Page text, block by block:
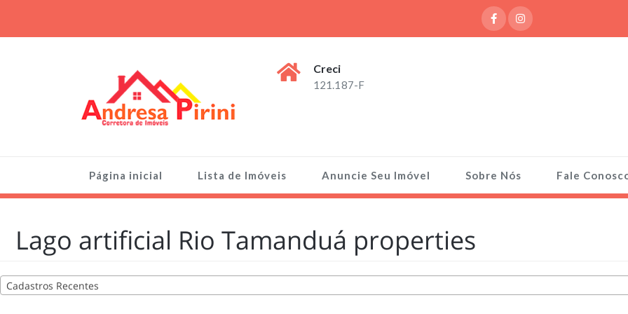
content
Creci
121.187-F
Página inicial Lista de Imóveis Anuncie Seu Imóvel Sobre Nós Fale
Lago artificial Rio Tamanduá properties
Cadastros Recentes